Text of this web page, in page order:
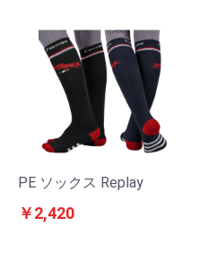
PE ソックス Replay
￥2,420